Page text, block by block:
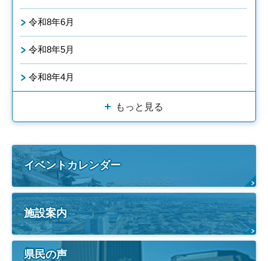
令和8年6月
令和8年5月
令和8年4月
もっと見る
イベントカレンダー
施設案内
県民の声